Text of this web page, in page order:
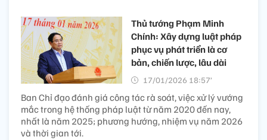
Thủ tướng Phạm Minh
Chính: Xây dựng luật pháp
phục vụ phát triển là cơ
bản, chiến lược, lâu dài
17/01/2026 18:57’
Ban Chỉ đạo đánh giá công tác rà soát, việc xử lý vướng
mắc trong hệ thống pháp luật từ năm 2020 đến nay,
nhất là năm 2025; phương hướng, nhiệm vụ năm 2026
và thời gian tới.